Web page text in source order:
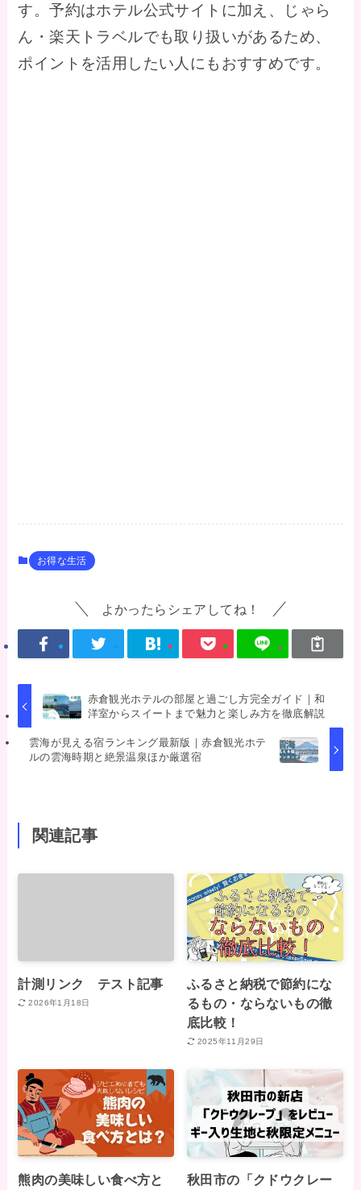
す。予約はホテル公式サイトに加え、じゃら
ん・楽天トラベルでも取り扱いがあるため、
ポイントを活用したい人にもおすすめです。
お得な生活
よかったらシェアしてね！
赤倉観光ホテルの部屋と過ごし方完全ガイド｜和
洋室からスイートまで魅力と楽しみ方を徹底解説
雲海が見える宿ランキング最新版｜赤倉観光ホテ
ルの雲海時期と絶景温泉ほか厳選宿
関連記事
計測リンク テスト記事
2026年1月18日
ふるさと納税で節約にな
るもの・ならないもの徹
底比較！
2025年11月29日
熊肉の美味しい食べ方と 秋田市の「クドウクレー